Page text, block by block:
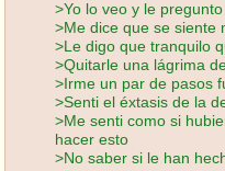
>Yo lo veo y le
>Me dice que se siente
>Le digo que tranquilo
>Quitarle una lágrima
>Irme un par de pasos
>Senti el éxtasis de la
>Me senti como si
hacer esto
>No saber si le han